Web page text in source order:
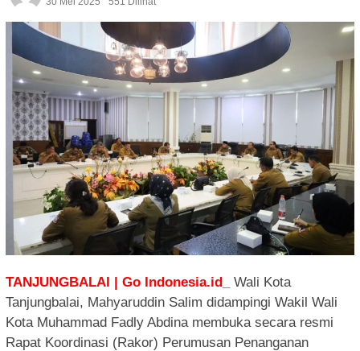
TANJUNGBALAI | Go Indonesia.id_
Wali Kota
Tanjungbalai, Mahyaruddin Salim didampingi Wakil Wali
Kota Muhammad Fadly Abdina membuka secara resmi
Rapat Koordinasi (Rakor) Perumusan Penanganan